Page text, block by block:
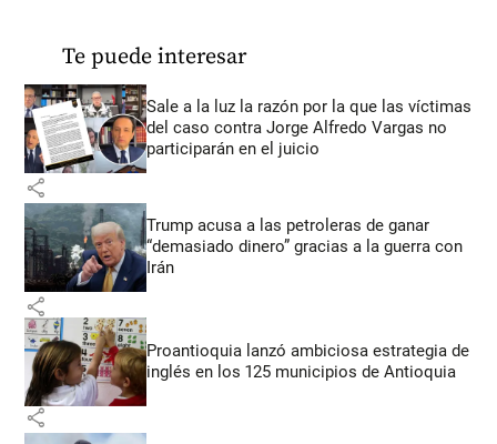
Te puede interesar
Sale a la luz la razón por la que las víctimas
del caso contra Jorge Alfredo Vargas no
participarán en el juicio
share
Trump acusa a las petroleras de ganar
“demasiado dinero” gracias a la guerra con
Irán
share
Proantioquia lanzó ambiciosa estrategia de
inglés en los 125 municipios de Antioquia
share